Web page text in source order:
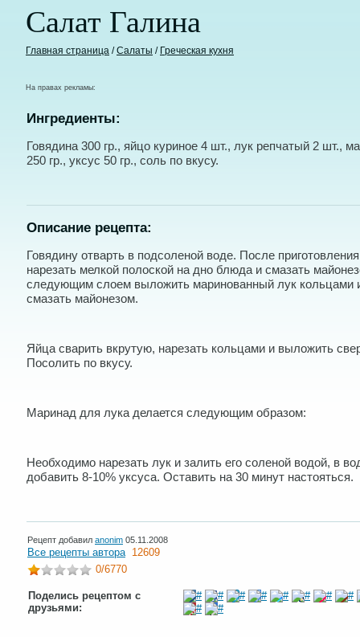
Салат Галина
Главная страница /Салаты / Греческая кухня
На правах рекламы:
Ингредиенты:
Говядина 300 гр., яйцо куриное 4 шт., лук репчатый 2 шт.,
250 гр., уксус 50 гр., соль по вкусу.
Описание рецепта:
Говядину отварть в подсоленой воде. После приготовления
нарезать мелкой полоской на дно блюда и смазать
следующим слоем выложить маринованный лук кольцами
смазать майонезом.
Яйца сварить вкрутую, нарезать кольцами и выложить
Посолить по вкусу.
Маринад для лука делается следующим образом:
Необходимо нарезать лук и залить его соленой водой, в
добавить 8-10% уксуса. Оставить на 30 минут настояться.
Рецепт добавил anonim 05.11.2008
Все рецепты автора 12609
0/6770
Поделись рецептом с
друзьями: